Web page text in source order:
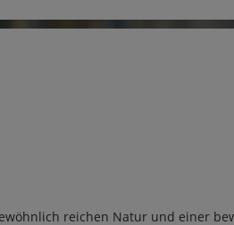
reichen Natur und einer